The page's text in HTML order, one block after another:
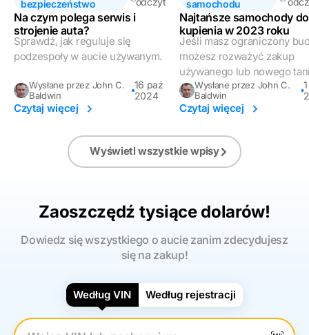
bezpieczeństwo
Na czym polega serwis i
strojenie auta?
Sprawdź, jak reguluje się
podzespoły w aucie używanym.
Wysłane przez John C.
Baldwin
16 paź
2024
Czytaj więcej
samochodu
Najtańsze samochody do
kupienia w 2023 roku
Jeśli masz ograniczony
możesz rozważyć zakup
używanego lub nowego
Wysłane przez John C.
Baldwin
Czytaj więcej
Wyświetl wszystkie wpisy
Zaoszczędź tysiące dolarów!
Dowiedz się wszystkiego o aucie zanim zdecydujesz
się na zakup!
Według VIN Według rejestracji